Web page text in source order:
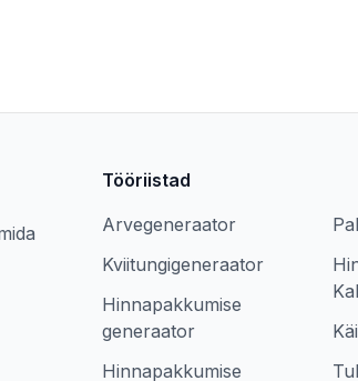
Tööriistad
Arvegeneraator
Kviitungigeneraator
Hinnapakkumise
generaator
Hinnapakkumise